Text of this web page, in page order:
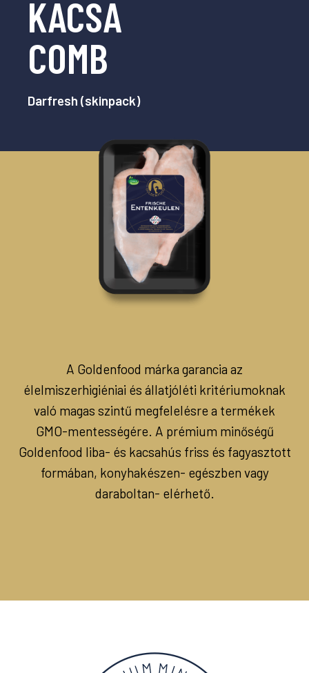
KACSA
COMB
Darfresh (skinpack)
A Goldenfood márka garancia az
élelmiszerhigiéniai és állatjóléti kritériumoknak
való magas szintű megfelelésre a termékek
GMO-mentességére. A prémium minőségű
Goldenfood liba- és kacsahús friss és fagyasztott
formában, konyhakészen- egészben vagy
daraboltan- elérhető.